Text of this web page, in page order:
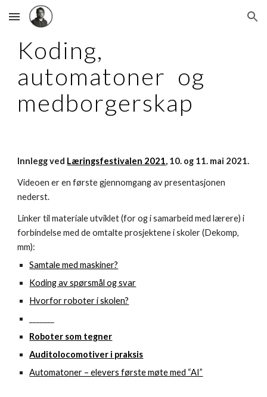
Skip to main content Skip to navigation
Koding,
automatoner  og
medborgerskap
Innlegg ved Læringsfestivalen 2021, 10. og 11. mai 2021.
Videoen er en første gjennomgang av presentasjonen
nederst.
Linker til materiale utviklet (for og i samarbeid med lærere) i
forbindelse med de omtalte prosjektene i skoler (Dekomp,
mm):
Samtale med maskiner?
Koding av spørsmål og svar
Hvorfor roboter i skolen?
Roboter som tegner
Auditolocomotiver i praksis
Automatoner – elevers første møte med “AI”